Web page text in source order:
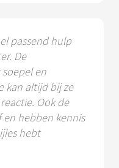
passend hulp
De
en
kan altijd bij ze
Ook de
hebben kennis
hebt